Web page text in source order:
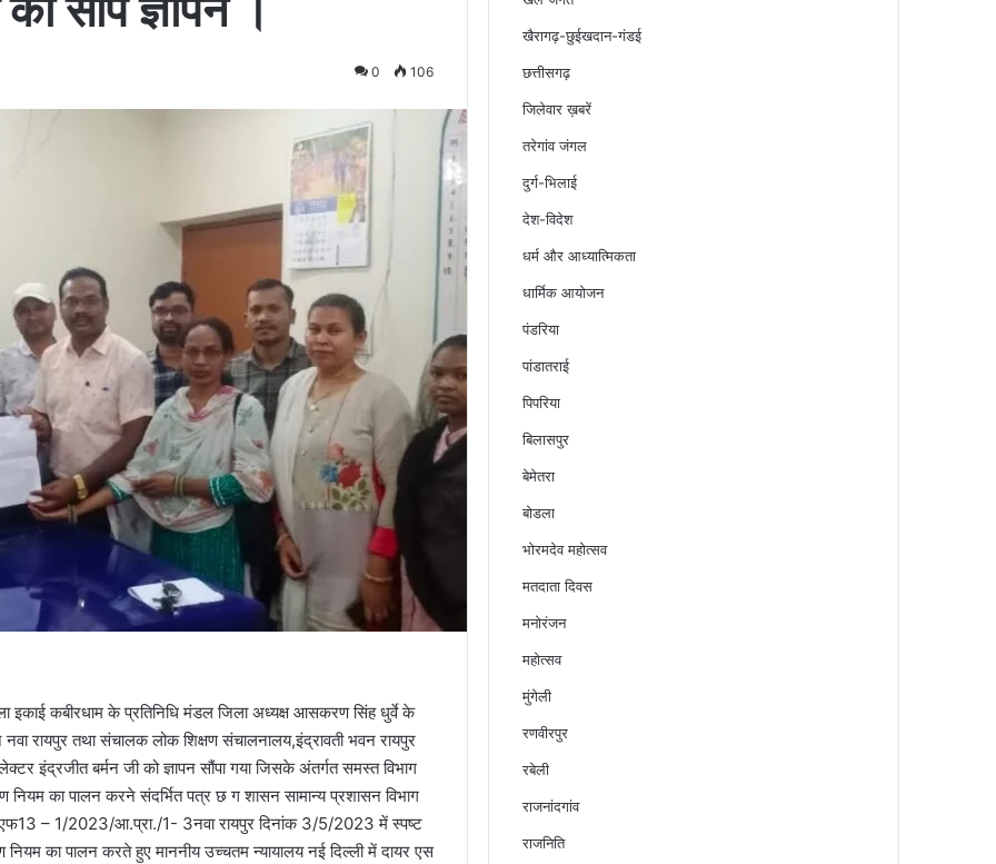
0 106
कबीरधाम के प्रतिनिधि मंडल जिला अध्यक्ष आसकरण सिंह धुर्वे के
रायपुर तथा संचालक लोक शिक्षण संचालनालय,इंद्रावती भवन रायपुर
इंद्रजीत बर्मन जी को ज्ञापन सौंपा गया जिसके अंतर्गत समस्त विभाग
नियम का पालन करने संदर्भित पत्र छ ग शासन सामान्य प्रशासन विभाग
– 1/2023/आ.प्रा./1- 3नवा रायपुर दिनांक 3/5/2023 में स्पष्ट
का पालन करते हुए माननीय उच्चतम न्यायालय नई दिल्ली में दायर एस
खैरागढ़-छुईखदान-गंडई
छत्तीसगढ़
जिलेवार ख़बरें
तरेगांव जंगल
दुर्ग-भिलाई
देश-विदेश
धर्म और आध्यात्मिकता
धार्मिक आयोजन
पंडरिया
पांडातराई
पिपरिया
बिलासपुर
बेमेतरा
बोडला
भोरमदेव महोत्सव
मतदाता दिवस
मनोरंजन
महोत्सव
मुंगेली
रणवीरपुर
रबेली
राजनांदगांव
राजनिति